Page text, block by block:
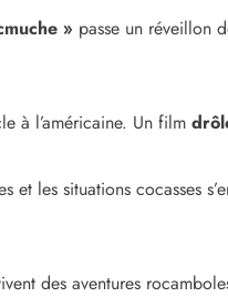
» passe un réveillon
à l’américaine. Un film
et les situations cocasses
des aventures